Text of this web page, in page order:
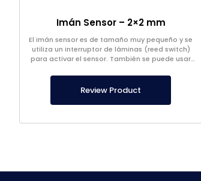
Imán Sensor – 2×2 mm
El imán sensor es de tamaño muy pequeño y se
utiliza un interruptor de láminas (reed switch)
para activar el sensor. También se puede usar
Review Product